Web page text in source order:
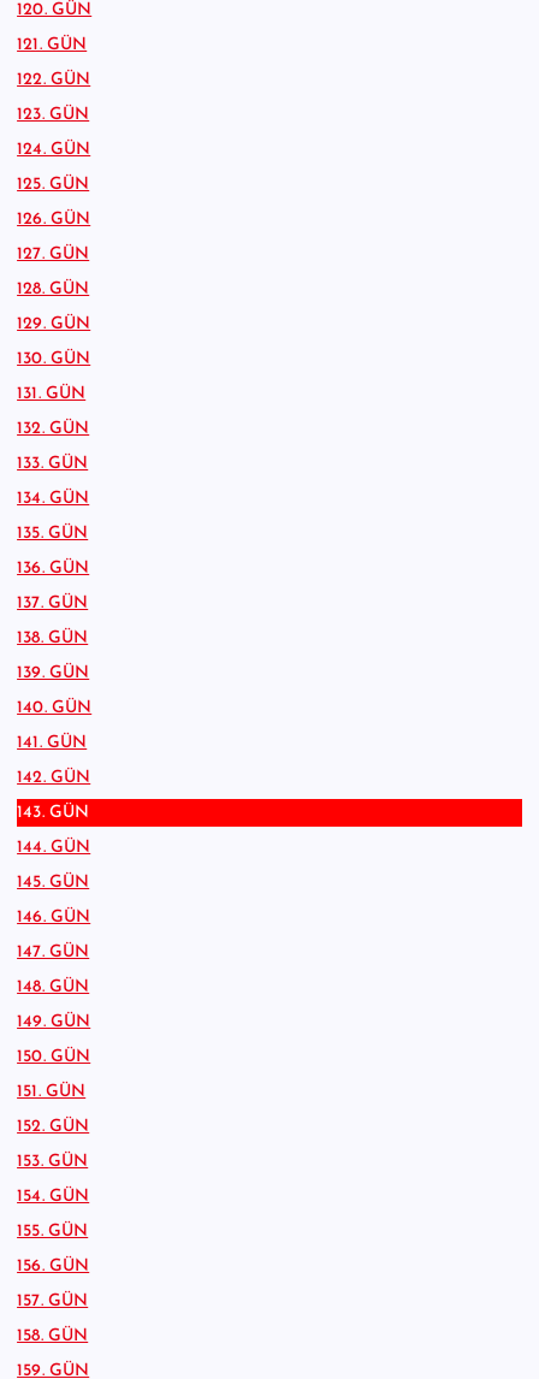
120. GÜN
121. GÜN
122. GÜN
123. GÜN
124. GÜN
125. GÜN
126. GÜN
127. GÜN
128. GÜN
129. GÜN
130. GÜN
131. GÜN
132. GÜN
133. GÜN
134. GÜN
135. GÜN
136. GÜN
137. GÜN
138. GÜN
139. GÜN
140. GÜN
141. GÜN
142. GÜN
143. GÜN
144. GÜN
145. GÜN
146. GÜN
147. GÜN
148. GÜN
149. GÜN
150. GÜN
151. GÜN
152. GÜN
153. GÜN
154. GÜN
155. GÜN
156. GÜN
157. GÜN
158. GÜN
159. GÜN